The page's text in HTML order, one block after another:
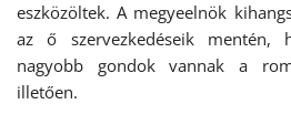
eszközöltek. A megyeelnök
az ő szervezkedéseik mentén,
nagyobb gondok vannak a
illetően.